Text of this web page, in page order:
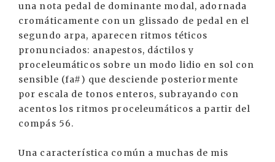
una nota pedal de dominante modal, adornada
cromáticamente con un glissado de pedal en el
segundo arpa, aparecen ritmos téticos
pronunciados: anapestos, dáctilos y
proceleumáticos sobre un modo lidio en sol con
sensible (fa#) que desciende posteriormente
por escala de tonos enteros, subrayando con
acentos los ritmos proceleumáticos a partir del
compás 56.
Una característica común a muchas de mis